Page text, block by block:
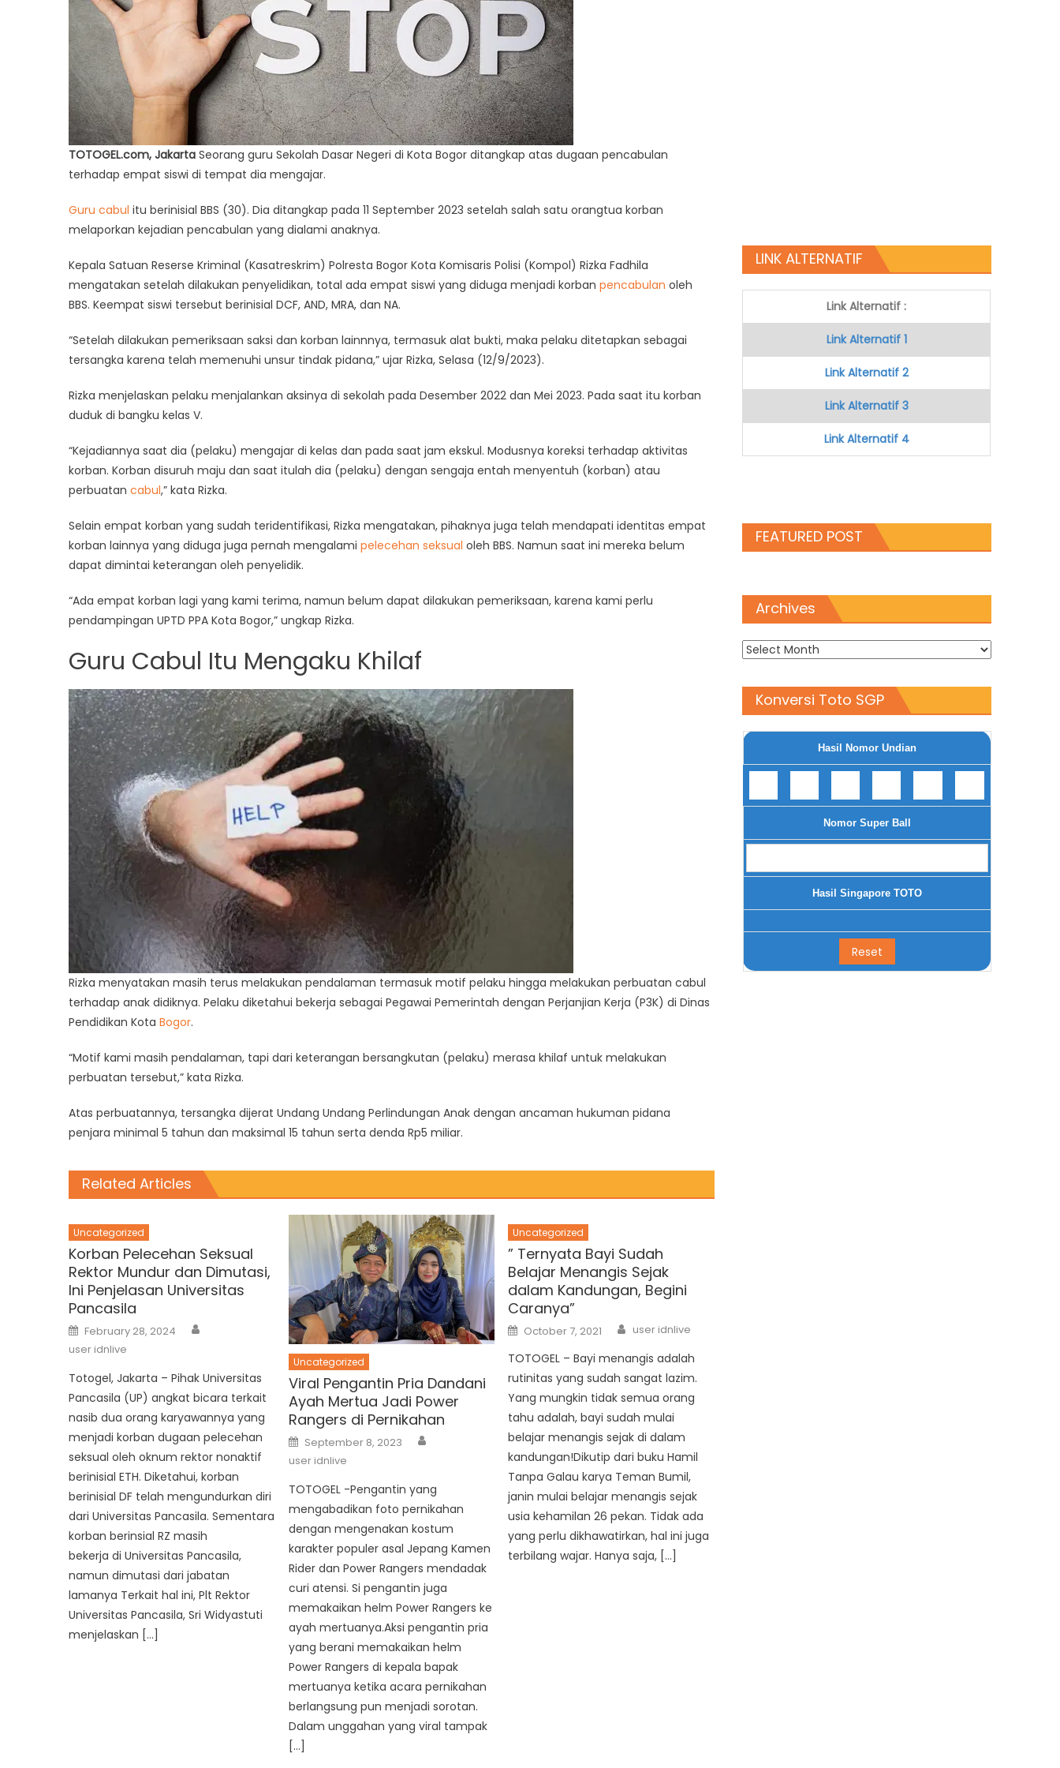
TOTOGEL.com, Jakarta Seorang guru Sekolah Dasar Negeri di Kota Bogor ditangkap atas dugaan pencabulan
terhadap empat siswi di tempat dia mengajar.
Guru cabul itu berinisial BBS (30). Dia ditangkap pada 11 September 2023 setelah salah satu orangtua korban
melaporkan kejadian pencabulan yang dialami anaknya.
Kepala Satuan Reserse Kriminal (Kasatreskrim) Polresta Bogor Kota Komisaris Polisi (Kompol) Rizka Fadhila
mengatakan setelah dilakukan penyelidikan, total ada empat siswi yang diduga menjadi korban pencabulan oleh
BBS. Keempat siswi tersebut berinisial DCF, AND, MRA, dan NA.
“Setelah dilakukan pemeriksaan saksi dan korban lainnnya, termasuk alat bukti, maka pelaku ditetapkan sebagai
tersangka karena telah memenuhi unsur tindak pidana,” ujar Rizka, Selasa (12/9/2023).
Rizka menjelaskan pelaku menjalankan aksinya di sekolah pada Desember 2022 dan Mei 2023. Pada saat itu korban
duduk di bangku kelas V.
“Kejadiannya saat dia (pelaku) mengajar di kelas dan pada saat jam ekskul. Modusnya koreksi terhadap aktivitas
korban. Korban disuruh maju dan saat itulah dia (pelaku) dengan sengaja entah menyentuh (korban) atau
perbuatan cabul,” kata Rizka.
Selain empat korban yang sudah teridentifikasi, Rizka mengatakan, pihaknya juga telah mendapati identitas empat
korban lainnya yang diduga juga pernah mengalami pelecehan seksual oleh BBS. Namun saat ini mereka belum
dapat dimintai keterangan oleh penyelidik.
“Ada empat korban lagi yang kami terima, namun belum dapat dilakukan pemeriksaan, karena kami perlu
pendampingan UPTD PPA Kota Bogor,” ungkap Rizka.
Guru Cabul Itu Mengaku Khilaf
Rizka menyatakan masih terus melakukan pendalaman termasuk motif pelaku hingga melakukan perbuatan cabul
terhadap anak didiknya. Pelaku diketahui bekerja sebagai Pegawai Pemerintah dengan Perjanjian Kerja (P3K) di Dinas
Pendidikan Kota Bogor.
“Motif kami masih pendalaman, tapi dari keterangan bersangkutan (pelaku) merasa khilaf untuk melakukan
perbuatan tersebut,” kata Rizka.
Atas perbuatannya, tersangka dijerat Undang Undang Perlindungan Anak dengan ancaman hukuman pidana
penjara minimal 5 tahun dan maksimal 15 tahun serta denda Rp5 miliar.
Related Articles
Uncategorized
Korban Pelecehan Seksual
Rektor Mundur dan Dimutasi,
Ini Penjelasan Universitas
Pancasila
Posted
on
February 28, 2024
user idnlive
Totogel, Jakarta – Pihak Universitas
Pancasila (UP) angkat bicara terkait
nasib dua orang karyawannya yang
menjadi korban dugaan pelecehan
seksual oleh oknum rektor nonaktif
berinisial ETH. Diketahui, korban
berinisial DF telah mengundurkan diri
dari Universitas Pancasila. Sementara
korban berinsial RZ masih
bekerja di Universitas Pancasila,
namun dimutasi dari jabatan
lamanya Terkait hal ini, Plt Rektor
Universitas Pancasila, Sri Widyastuti
menjelaskan […]
Uncategorized
Viral Pengantin Pria Dandani
Ayah Mertua Jadi Power
Rangers di Pernikahan
Posted
on
September 8, 2023
user idnlive
TOTOGEL -Pengantin yang
mengabadikan foto pernikahan
dengan mengenakan kostum
karakter populer asal Jepang Kamen
Rider dan Power Rangers mendadak
curi atensi. Si pengantin juga
memakaikan helm Power Rangers ke
ayah mertuanya.Aksi pengantin pria
yang berani memakaikan helm
Power Rangers di kepala bapak
mertuanya ketika acara pernikahan
berlangsung pun menjadi sorotan.
Dalam unggahan yang viral tampak
[…]
Uncategorized
” Ternyata Bayi Sudah
Belajar Menangis Sejak
dalam Kandungan, Begini
Caranya”
Posted
on
October 7, 2021 Author
user idnlive
TOTOGEL – Bayi menangis adalah
rutinitas yang sudah sangat lazim.
Yang mungkin tidak semua orang
tahu adalah, bayi sudah mulai
belajar menangis sejak di dalam
kandungan!Dikutip dari buku Hamil
Tanpa Galau karya Teman Bumil,
janin mulai belajar menangis sejak
usia kehamilan 26 pekan. Tidak ada
yang perlu dikhawatirkan, hal ini juga
terbilang wajar. Hanya saja, […]
LINK ALTERNATIF
Link Alternatif :
Link Alternatif 1
Link Alternatif 2
Link Alternatif 3
Link Alternatif 4
FEATURED POST
Archives
Archives
Konversi Toto SGP
Hasil Nomor Undian
Nomor Super Ball
Hasil Singapore TOTO